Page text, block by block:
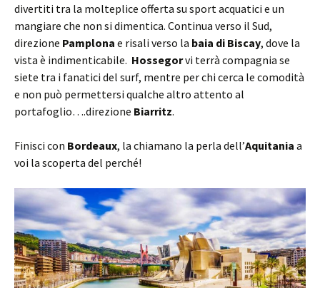
divertiti tra la molteplice offerta su sport acquatici e un
mangiare che non si dimentica. Continua verso il Sud,
direzione Pamplona e risali verso la baia di Biscay, dove la
vista è indimenticabile. Hossegorvi terrà compagnia se
siete tra i fanatici del surf, mentre per chi cerca le comodità
e non può permettersi qualche altro attento al
portafoglio….direzione Biarritz.
Finisci con Bordeaux, la chiamano la perla dell’Aquitania a
voi la scoperta del perché!